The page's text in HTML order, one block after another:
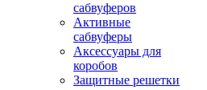
сабвуферов
Активные
сабвуферы
Аксессуары для
коробов
Защитные решетки